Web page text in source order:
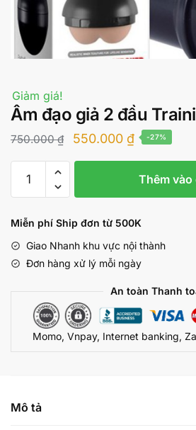
Giảm giá!
Âm đạo giả 2 đầu
750.000₫
Giá
gốc
750.000 ₫.
550.000 ₫Giá
hiện
tại
là:
550.000 ₫.
-27%
2
Training
Master
lượng
Thêm vào
Miễn phí Ship đơn từ 500K
Giao Nhanh khu vực nội thành
Đơn hàng xử lý mỗi ngày
An toàn Thanh
Momo, Vnpay, Internet banking,
Mô tả